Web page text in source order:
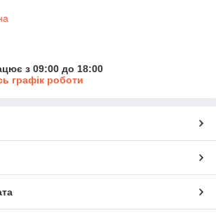
з 09:00 до 18:00
графік роботи